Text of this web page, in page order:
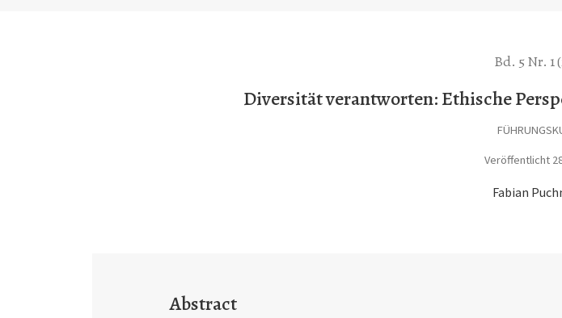
Bd. 5 Nr. 1
Diversität verantworten: Ethische
Veröffentlicht
Fabian
Abstract